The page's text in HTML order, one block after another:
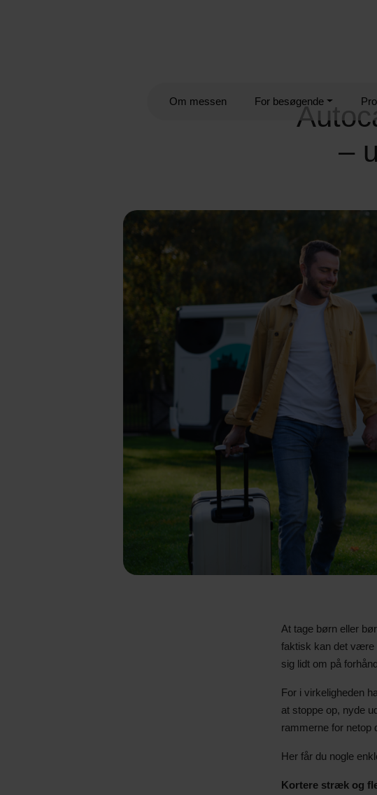
Om messen For besøgende
–
At tage børn eller
faktisk kan det være
sig lidt om på
For i virkeligheden
at stoppe op, nyde
rammerne for netop
Her får du nogle
Kortere stræk og